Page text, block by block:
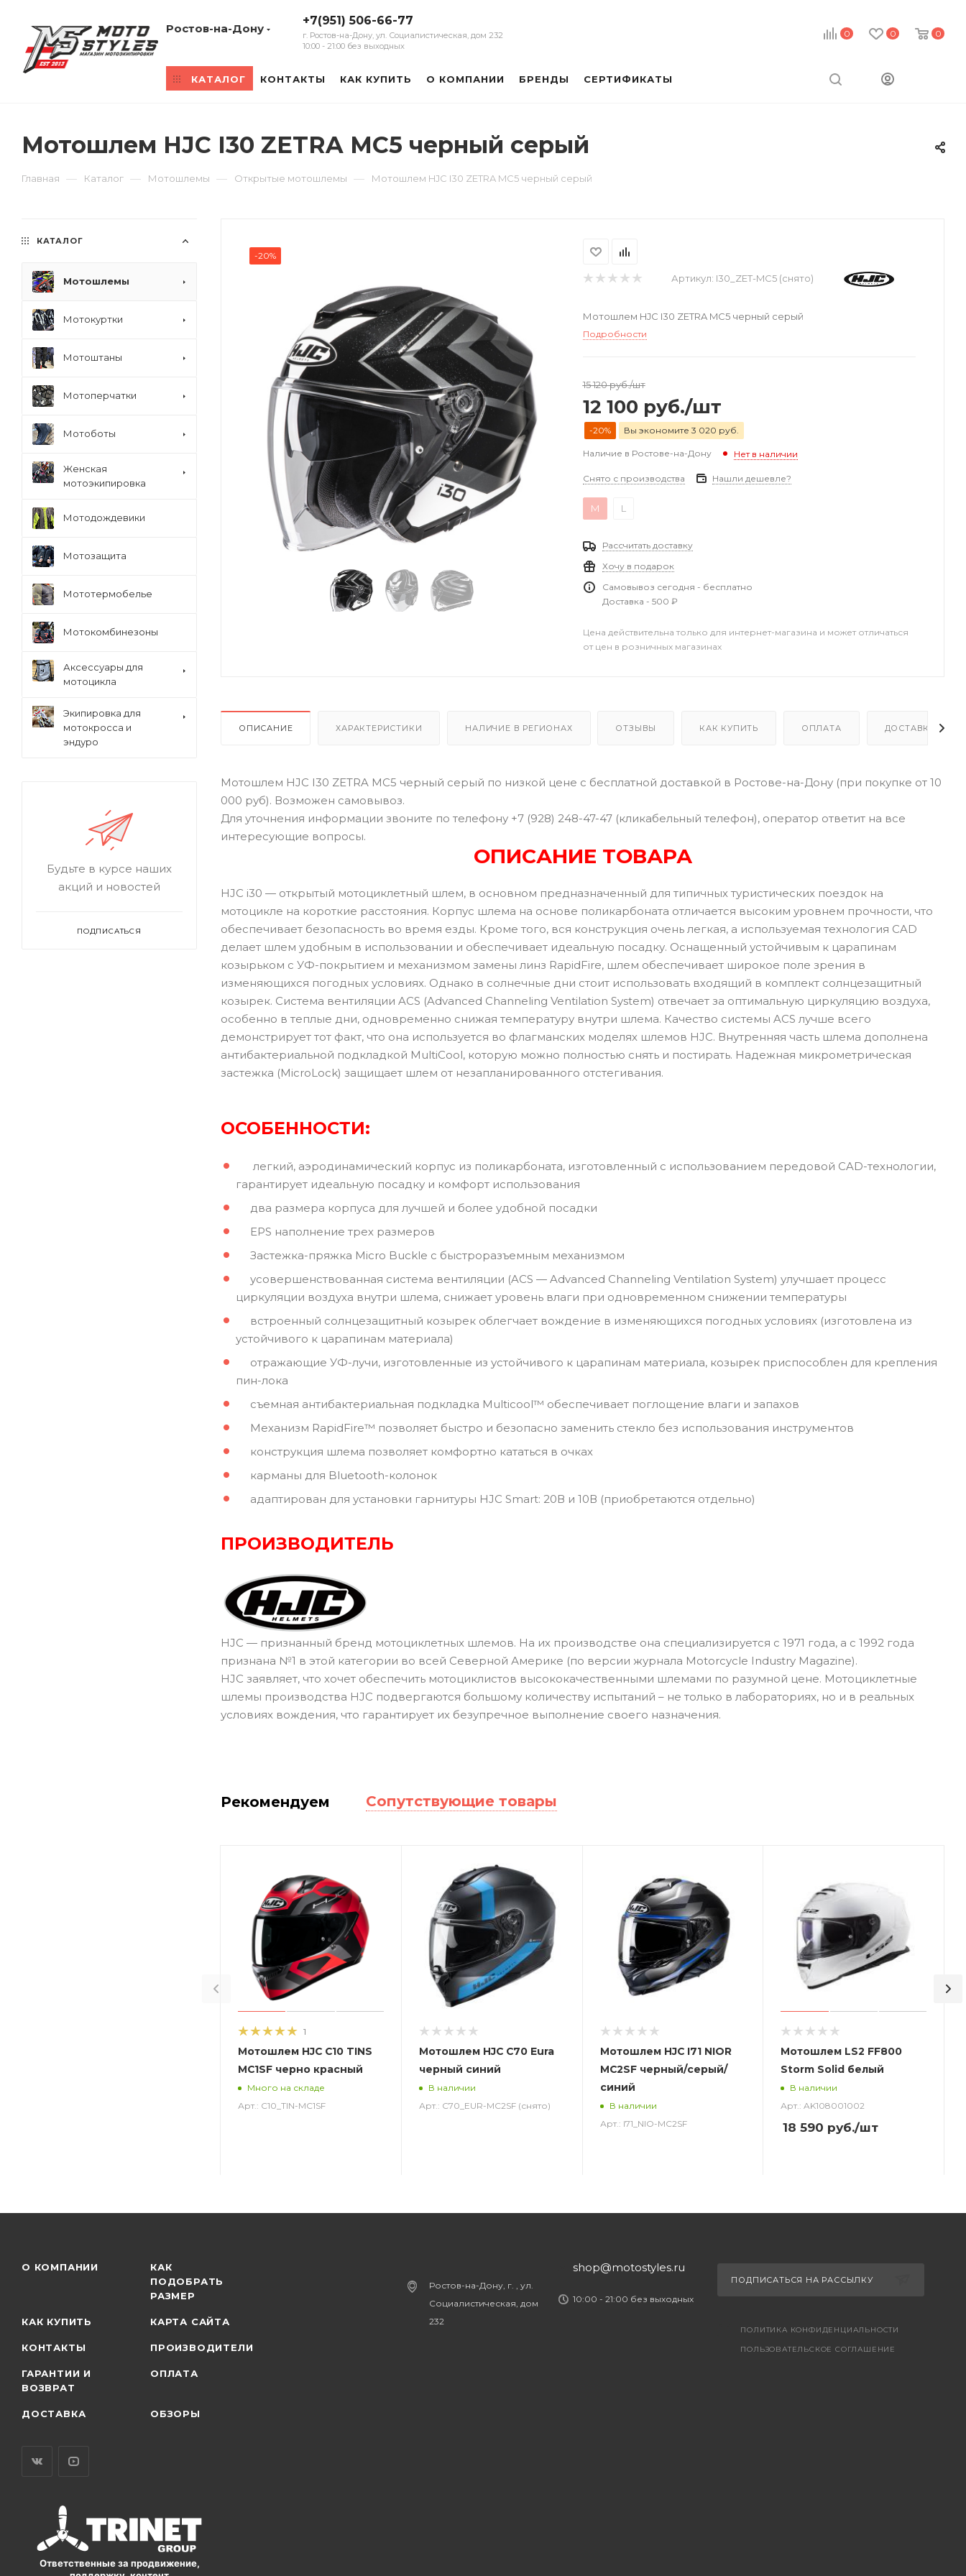
0 0 0
Ростов-на-Дону
+7(951) 506-66-77
г. Ростов-на-Дону, ул. Социалистическая, дом 232
10:00 - 21:00 без выходных
КАТАЛОГ КОНТАКТЫ КАК КУПИТЬ О КОМПАНИИ БРЕНДЫ СЕРТИФИКАТЫ
Мотошлем HJC I30 ZETRA MC5 черный серый
Главная — Каталог — Мотошлемы — Открытые мотошлемы — Мотошлем HJC I30 ZETRA MC5 черный серый
-20%
Артикул: I30_ZET-MC5 (снято)
Мотошлем HJC I30 ZETRA MC5 черный серый
Подробности
15 120руб./шт
12 100 руб./шт
-20% Вы экономите 3 020 руб.
Наличие в Ростове-на-Дону Нет в наличии
Снято с производства Нашли дешевле?
M L
Рассчитать доставку
Хочу в подарок
Самовывоз сегодня - бесплатно
Доставка - 500 ₽
Цена действительна только для интернет-магазина и может отличаться
от цен в розничных магазинах
ОПИСАНИЕ ХАРАКТЕРИСТИКИ НАЛИЧИЕ В РЕГИОНАХ ОТЗЫВЫ КАК КУПИТЬ ОПЛАТА ДОСТАВКА
Мотошлем HJC I30 ZETRA MC5 черный серый по низкой цене с бесплатной доставкой в Ростове-на-Дону (при покупке от 10
000 руб). Возможен самовывоз.
Для уточнения информации звоните по телефону +7 (928) 248-47-47 (кликабельный телефон), оператор ответит на все
интересующие вопросы.
ОПИСАНИЕ ТОВАРА
HJC i30 — открытый мотоциклетный шлем, в основном предназначенный для типичных туристических поездок на
мотоцикле на короткие расстояния. Корпус шлема на основе поликарбоната отличается высоким уровнем прочности, что
обеспечивает безопасность во время езды. Кроме того, вся конструкция очень легкая, а используемая технология CAD
делает шлем удобным в использовании и обеспечивает идеальную посадку. Оснащенный устойчивым к царапинам
козырьком с УФ-покрытием и механизмом замены линз RapidFire, шлем обеспечивает широкое поле зрения в
изменяющихся погодных условиях. Однако в солнечные дни стоит использовать входящий в комплект солнцезащитный
козырек. Система вентиляции ACS (Advanced Channeling Ventilation System) отвечает за оптимальную циркуляцию воздуха,
особенно в теплые дни, одновременно снижая температуру внутри шлема. Качество системы ACS лучше всего
демонстрирует тот факт, что она используется во флагманских моделях шлемов HJC. Внутренняя часть шлема дополнена
антибактериальной подкладкой MultiCool, которую можно полностью снять и постирать. Надежная микрометрическая
застежка (MicroLock) защищает шлем от незапланированного отстегивания.
ОСОБЕННОСТИ:
легкий, аэродинамический корпус из поликарбоната, изготовленный с использованием передовой CAD-технологии,
гарантирует идеальную посадку и комфорт использования
два размера корпуса для лучшей и более удобной посадки
EPS наполнение трех размеров
Застежка-пряжка Micro Buckle с быстроразъемным механизмом
усовершенствованная система вентиляции (ACS — Advanced Channeling Ventilation System) улучшает процесс
циркуляции воздуха внутри шлема, снижает уровень влаги при одновременном снижении температуры
встроенный солнцезащитный козырек облегчает вождение в изменяющихся погодных условиях (изготовлена ​​из
устойчивого к царапинам материала)
отражающие УФ-лучи, изготовленные из устойчивого к царапинам материала, козырек приспособлен для крепления
пин-лока
съемная антибактериальная подкладка Multicool™ обеспечивает поглощение влаги и запахов
Механизм RapidFire™ позволяет быстро и безопасно заменить стекло без использования инструментов
конструкция шлема позволяет комфортно кататься в очках
карманы для Bluetooth-колонок
адаптирован для установки гарнитуры HJC Smart: 20В и 10В (приобретаются отдельно)
ПРОИЗВОДИТЕЛЬ
HJC — признанный бренд мотоциклетных шлемов. На их производстве она специализируется с 1971 года, а с 1992 года
признана №1 в этой категории во всей Северной Америке (по версии журнала Motorcycle Industry Magazine).
HJC заявляет, что хочет обеспечить мотоциклистов высококачественными шлемами по разумной цене. Мотоциклетные
шлемы производства HJC подвергаются большому количеству испытаний – не только в лабораториях, но и в реальных
условиях вождения, что гарантирует их безупречное выполнение своего назначения.
Рекомендуем Сопутствующие товары
1
Мотошлем HJC C10 TINS
MC1SF черно красный
Много на складе
Арт.: C10_TIN-MC1SF
Мотошлем HJC C70 Eura
черный синий
В наличии
Арт.: C70_EUR-MC2SF (снято)
Мотошлем HJC I71 NIOR
MC2SF черный/серый/
синий
В наличии
Арт.: I71_NIO-MC2SF
Мотошлем LS2 FF800
Storm Solid белый
В наличии
Арт.: AK108001002
18 590 руб./шт
КАТАЛОГ
Мотошлемы
Мотокуртки
Мотоштаны
Мотоперчатки
Мотоботы
Женская
мотоэкипировка
Мотодождевики
Мотозащита
Мототермобелье
Мотокомбинезоны
Аксессуары для
мотоцикла
Экипировка для
мотокросса и
эндуро
Будьте в курсе наших
акций и новостей
ПОДПИСАТЬСЯ
О КОМПАНИИ
КАК
ПОДОБРАТЬ
РАЗМЕР
КАК КУПИТЬ КАРТА САЙТА
КОНТАКТЫ ПРОИЗВОДИТЕЛИ
ГАРАНТИИ И
ВОЗВРАТ
ОПЛАТА
ДОСТАВКА ОБЗОРЫ
Ответственные за продвижение,
Ростов-на-Дону, г. , ул.
Социалистическая, дом
232
shop@motostyles.ru
10:00 - 21:00 без выходных
ПОДПИСАТЬСЯ НА РАССЫЛКУ
ПОЛИТИКА КОНФИДЕНЦИАЛЬНОСТИ
ПОЛЬЗОВАТЕЛЬСКОЕ СОГЛАШЕНИЕ